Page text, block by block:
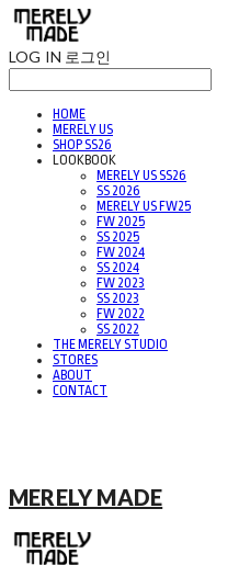
LOG IN 로그인
HOME
MERELY US
SHOP SS26
LOOKBOOK
MERELY US SS26
SS 2026
MERELY US FW25
FW 2025
SS 2025
FW 2024
SS 2024
FW 2023
SS 2023
FW 2022
SS 2022
THE MERELY STUDIO
STORES
ABOUT
CONTACT
MERELY MADE